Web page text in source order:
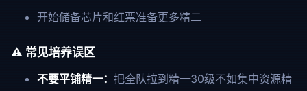
开始储备芯片和红票准备更多精二
⚠️ 常见培养误区
不要平铺精一： 把全队拉到精一30级不如集中资源精